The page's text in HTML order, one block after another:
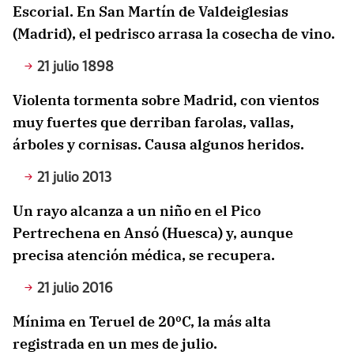
Escorial. En San Martín de Valdeiglesias
(Madrid), el pedrisco arrasa la cosecha de vino.
21 julio 1898
Violenta tormenta sobre Madrid, con vientos
muy fuertes que derriban farolas, vallas,
árboles y cornisas. Causa algunos heridos.
21 julio 2013
Un rayo alcanza a un niño en el Pico
Pertrechena en Ansó (Huesca) y, aunque
precisa atención médica, se recupera.
21 julio 2016
Mínima en Teruel de 20ºC, la más alta
registrada en un mes de julio.